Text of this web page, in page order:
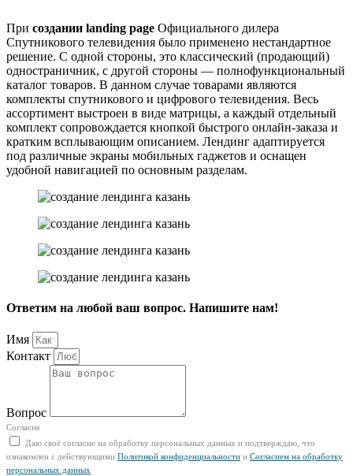
При создании landing page Официального дилера
Спутникового телевидения было применено нестандартное
решение. С одной стороны, это классический (продающий)
одностраничник, с другой стороны — полнофункциональный
каталог товаров. В данном случае товарами являются
комплекты спутникового и цифрового телевидения. Весь
ассортимент выстроен в виде матрицы, а каждый отдельный
комплект сопровождается кнопкой быстрого онлайн-заказа и
кратким всплывающим описанием. Лендинг адаптируется
под различные экраны мобильных гаджетов и оснащен
удобной навигацией по основным разделам.
Ответим на любой ваш вопрос. Напишите нам!
Имя
Контакт
Вопрос
Согласие
Даю своё согласие на обработку персональных данных и подтверждаю, что
ознакомлен с действующими Политикой конфиденциальности и Согласием на обработку
персональных данных